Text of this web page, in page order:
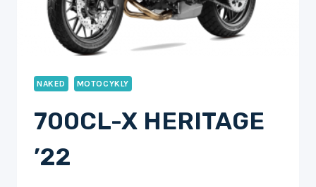
NAKED MOTOCYKLY
700CL-X HERITAGE
’22